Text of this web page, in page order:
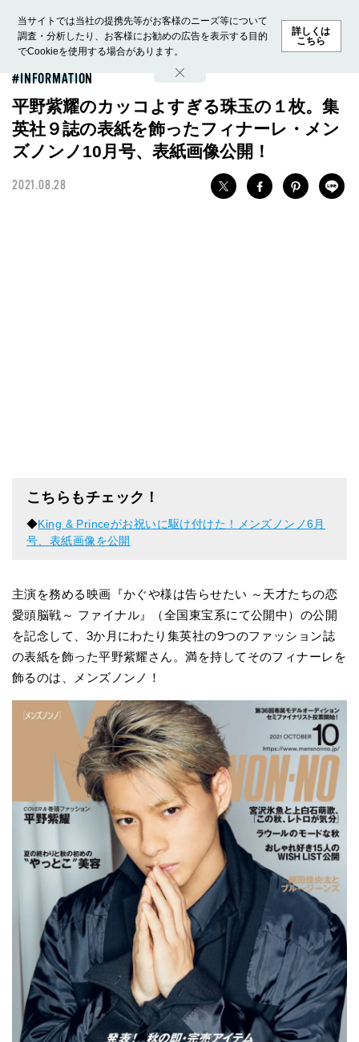
当サイトでは当社の提携先等がお客様のニーズ等について
調査・分析したり、お客様にお勧めの広告を表示する目的
でCookieを使用する場合があります。
詳しくは
こちら
ホーム モデル募集 ランキング ファッション ビューテ
INFORMATION
平野紫耀のカッコよすぎる珠玉の１枚。集
英社９誌の表紙を飾ったフィナーレ・メン
ズノンノ10月号、表紙画像公開！
2021.08.28
こちらもチェック！
◆King & Princeがお祝いに駆け付けた！メンズノンノ6月
号、表紙画像を公開
主演を務める映画『かぐや様は告らせたい ～天才たちの恋
愛頭脳戦～ ファイナル』（全国東宝系にて公開中）の公開
を記念して、3か月にわたり集英社の9つのファッション誌
の表紙を飾った平野紫耀さん。満を持してそのフィナーレを
飾るのは、メンズノンノ！